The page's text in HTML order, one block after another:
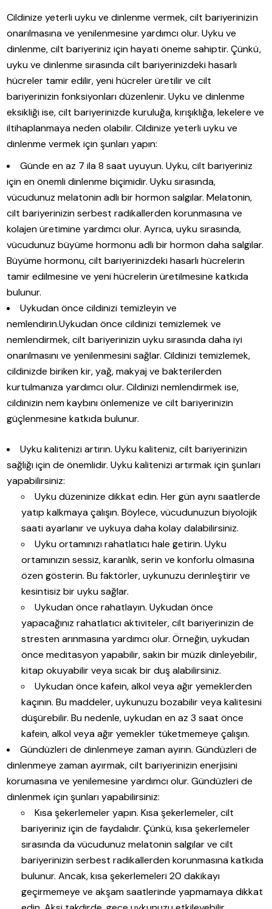
Cildinize yeterli uyku ve dinlenme vermek, cilt bariyerinizin
onarılmasına ve yenilenmesine yardımcı olur. Uyku ve
dinlenme, cilt bariyeriniz için hayati öneme sahiptir. Çünkü,
uyku ve dinlenme sırasında cilt bariyerinizdeki hasarlı
hücreler tamir edilir, yeni hücreler üretilir ve cilt
bariyerinizin fonksiyonları düzenlenir. Uyku ve dinlenme
eksikliği ise, cilt bariyerinizde kuruluğa, kırışıklığa, lekelere ve
iltihaplanmaya neden olabilir. Cildinize yeterli uyku ve
dinlenme vermek için şunları yapın:
Günde en az 7 ila 8 saat uyuyun. Uyku, cilt bariyeriniz
için en önemli dinlenme biçimidir. Uyku sırasında,
vücudunuz melatonin adlı bir hormon salgılar. Melatonin,
cilt bariyerinizin serbest radikallerden korunmasına ve
kolajen üretimine yardımcı olur. Ayrıca, uyku sırasında,
vücudunuz büyüme hormonu adlı bir hormon daha salgılar.
Büyüme hormonu, cilt bariyerinizdeki hasarlı hücrelerin
tamir edilmesine ve yeni hücrelerin üretilmesine katkıda
bulunur.
Uykudan önce cildinizi temizleyin ve
nemlendirin.Uykudan önce cildinizi temizlemek ve
nemlendirmek, cilt bariyerinizin uyku sırasında daha iyi
onarılmasını ve yenilenmesini sağlar. Cildinizi temizlemek,
cildinizde biriken kir, yağ, makyaj ve bakterilerden
kurtulmanıza yardımcı olur. Cildinizi nemlendirmek ise,
cildinizin nem kaybını önlemenize ve cilt bariyerinizin
güçlenmesine katkıda bulunur.
Uyku kalitenizi artırın. Uyku kaliteniz, cilt bariyerinizin
sağlığı için de önemlidir. Uyku kalitenizi artırmak için şunları
yapabilirsiniz:
Uyku düzeninize dikkat edin. Her gün aynı saatlerde
yatıp kalkmaya çalışın. Böylece, vücudunuzun biyolojik
saati ayarlanır ve uykuya daha kolay dalabilirsiniz.
Uyku ortamınızı rahatlatıcı hale getirin. Uyku
ortamınızın sessiz, karanlık, serin ve konforlu olmasına
özen gösterin. Bu faktörler, uykunuzu derinleştirir ve
kesintisiz bir uyku sağlar.
Uykudan önce rahatlayın. Uykudan önce
yapacağınız rahatlatıcı aktiviteler, cilt bariyerinizin de
stresten arınmasına yardımcı olur. Örneğin, uykudan
önce meditasyon yapabilir, sakin bir müzik dinleyebilir,
kitap okuyabilir veya sıcak bir duş alabilirsiniz.
Uykudan önce kafein, alkol veya ağır yemeklerden
kaçının. Bu maddeler, uykunuzu bozabilir veya kalitesini
düşürebilir. Bu nedenle, uykudan en az 3 saat önce
kafein, alkol veya ağır yemekler tüketmemeye çalışın.
Gündüzleri de dinlenmeye zaman ayırın. Gündüzleri de
dinlenmeye zaman ayırmak, cilt bariyerinizin enerjisini
korumasına ve yenilemesine yardımcı olur. Gündüzleri de
dinlenmek için şunları yapabilirsiniz:
Kısa şekerlemeler yapın. Kısa şekerlemeler, cilt
bariyeriniz için de faydalıdır. Çünkü, kısa şekerlemeler
sırasında da vücudunuz melatonin salgılar ve cilt
bariyerinizin serbest radikallerden korunmasına katkıda
bulunur. Ancak, kısa şekerlemeleri 20 dakikayı
geçirmemeye ve akşam saatlerinde yapmamaya dikkat